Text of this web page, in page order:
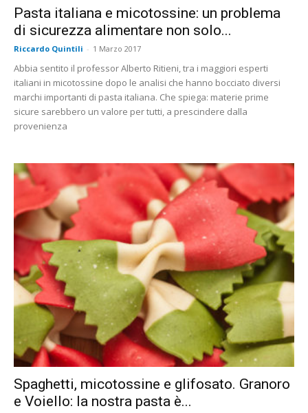
Pasta italiana e micotossine: un problema
di sicurezza alimentare non solo...
Riccardo Quintili - 1 Marzo 2017
Abbia sentito il professor Alberto Ritieni, tra i maggiori esperti
italiani in micotossine dopo le analisi che hanno bocciato diversi
marchi importanti di pasta italiana. Che spiega: materie prime
sicure sarebbero un valore per tutti, a prescindere dalla
provenienza
Spaghetti, micotossine e glifosato. Granoro
e Voiello: la nostra pasta è...